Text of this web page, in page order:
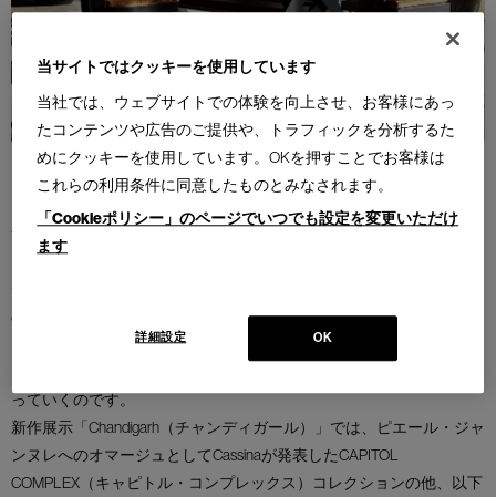
その土地の風土や文化を尊重しつつヨーロッパのような近代都市デ
ザインが組み込まれた都市、インド・チャンディガール。
の中にモダンさが垣間見えます。異なる文化の融合。インテリアに
こういったアイテムが加わることでコーディネートはより複雑な魅
っていくのです。
新作展示「Chandigarh（チャンディガール）」では、ピエール・ジャ
ンヌレへのオマージュとしてCassinaが発表したCAPITOL
COMPLEX（キャピトル・コンプレックス）コレクションの他、以下
当サイトではクッキーを使用しています
当社では、ウェブサイトでの体験を向上させ、お客様にあっ
たコンテンツや広告のご提供や、トラフィックを分析するた
めにクッキーを使用しています。OKを押すことでお客様は
これらの利用条件に同意したものとみなされます。
「Cookieポリシー」のページでいつでも設定を変更いただけ
ます
OK
詳細設定